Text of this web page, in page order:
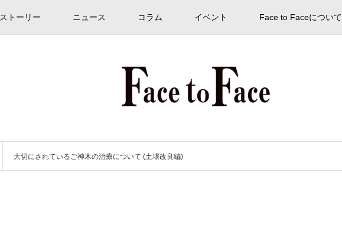
ストーリー ニュース コラム イベント Face to Faceについて
大切にされているご神木の治療について (土壌改良編)